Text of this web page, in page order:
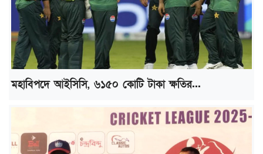
মহাবিপদে আইসিসি, ৬১৫০ কোটি টাকা ক্ষতির...